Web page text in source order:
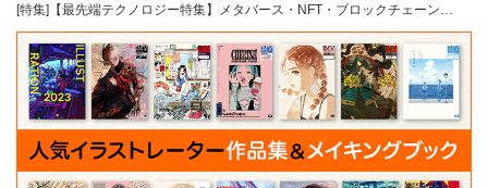
[特集]【最先端テクノロジー特集】メタバース・NFT・ブロックチェーン…